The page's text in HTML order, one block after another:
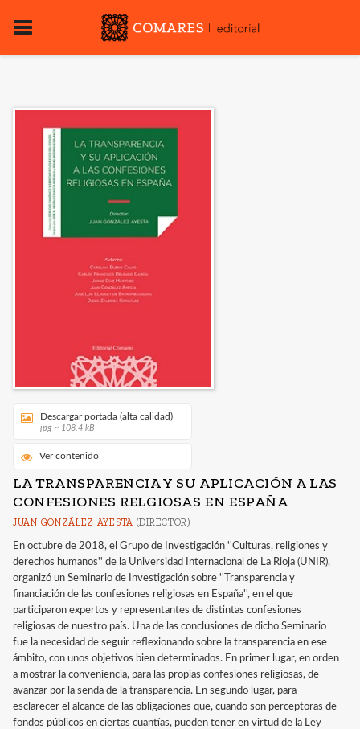
Descargar portada (alta calidad)
jpg ~ 108.4 kB
Ver contenido
LA TRANSPARENCIA Y SU APLICACIÓN A LAS
CONFESIONES RELGIOSAS EN ESPAÑA
JUAN GONZÁLEZ AYESTA (DIRECTOR)
En octubre de 2018, el Grupo de Investigación ''Culturas, religiones y
derechos humanos'' de la Universidad Internacional de La Rioja (UNIR),
organizó un Seminario de Investigación sobre ''Transparencia y
financiación de las confesiones religiosas en España'', en el que
participaron expertos y representantes de distintas confesiones
religiosas de nuestro país. Una de las conclusiones de dicho Seminario
fue la necesidad de seguir reflexionando sobre la transparencia en ese
ámbito, con unos objetivos bien determinados. En primer lugar, en orden
a mostrar la conveniencia, para las propias confesiones religiosas, de
avanzar por la senda de la transparencia. En segundo lugar, para
esclarecer el alcance de las obligaciones que, cuando son perceptoras de
fondos públicos en ciertas cuantías, pueden tener en virtud de la Ley